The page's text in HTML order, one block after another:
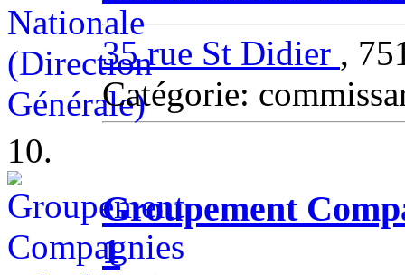
35 rue St Didier ,
Catégorie:
10.
Groupement
1